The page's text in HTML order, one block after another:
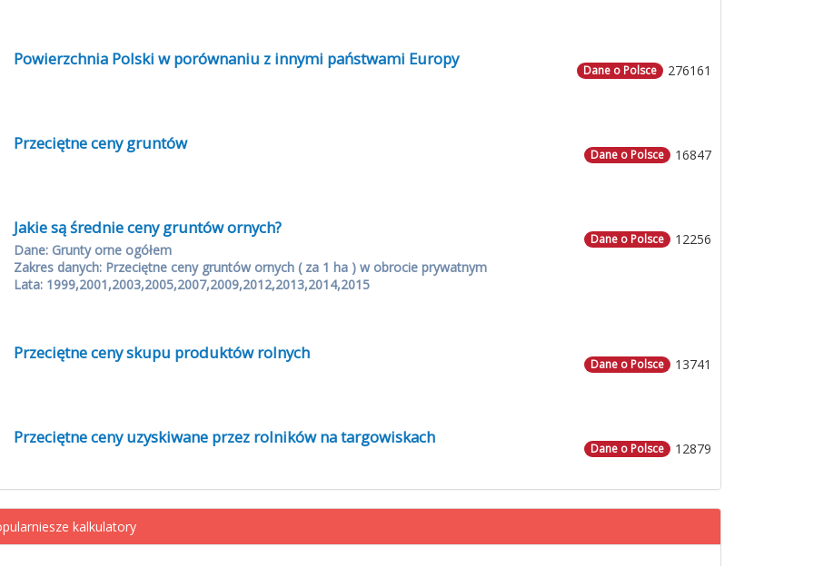
276161
Dane o Polsce
Powierzchnia Polski w porównaniu z innymi państwami Europy
16847
Dane o Polsce
Przeciętne ceny gruntów
12256
Dane o Polsce
Jakie są średnie ceny gruntów ornych?
Dane: Grunty orne ogółem
Zakres danych: Przeciętne ceny gruntów ornych ( za 1 ha ) w obrocie prywatnym
Lata: 1999,2001,2003,2005,2007,2009,2012,2013,2014,2015
13741
Dane o Polsce
Przeciętne ceny skupu produktów rolnych
12879
Dane o Polsce
Przeciętne ceny uzyskiwane przez rolników na targowiskach
kalkulatory